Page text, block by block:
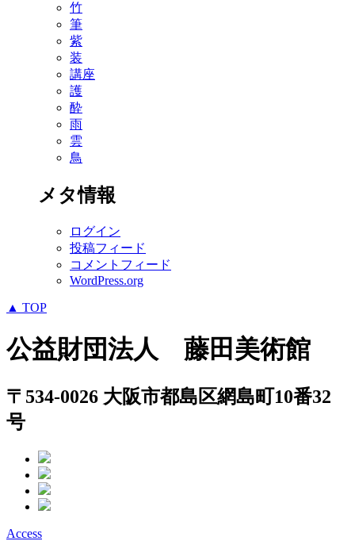
竹
筆
紫
装
講座
護
酔
雨
雲
鳥
メタ情報
ログイン
投稿フィード
コメントフィード
WordPress.org
▲ TOP
公益財団法人 藤田美術館
〒534-0026 大阪市都島区網島町10番32
号
Access